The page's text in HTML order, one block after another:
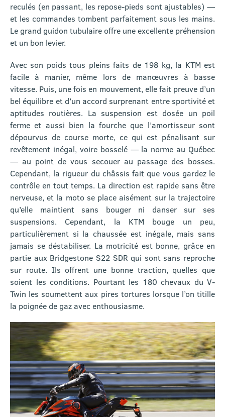
reculés (en passant, les repose-pieds sont ajustables) —
et les commandes tombent parfaitement sous les mains.
Le grand guidon tubulaire offre une excellente préhension
et un bon levier.
Avec son poids tous pleins faits de 198 kg, la KTM est
facile à manier, même lors de manœuvres à basse
vitesse. Puis, une fois en mouvement, elle fait preuve d’un
bel équilibre et d’un accord surprenant entre sportivité et
aptitudes routières. La suspension est dosée un poil
ferme et aussi bien la fourche que l’amortisseur sont
dépourvus de course morte, ce qui est pénalisant sur
revêtement inégal, voire bosselé — la norme au Québec
— au point de vous secouer au passage des bosses.
Cependant, la rigueur du châssis fait que vous gardez le
contrôle en tout temps. La direction est rapide sans être
nerveuse, et la moto se place aisément sur la trajectoire
qu’elle maintient sans bouger ni danser sur ses
suspensions. Cependant, la KTM bouge un peu,
particulièrement si la chaussée est inégale, mais sans
jamais se déstabiliser. La motricité est bonne, grâce en
partie aux Bridgestone S22 SDR qui sont sans reproche
sur route. Ils offrent une bonne traction, quelles que
soient les conditions. Pourtant les 180 chevaux du V-
Twin les soumettent aux pires tortures lorsque l’on titille
la poignée de gaz avec enthousiasme.